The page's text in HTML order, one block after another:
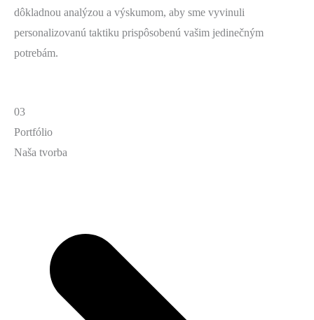
dôkladnou analýzou a výskumom, aby sme vyvinuli
personalizovanú taktiku prispôsobenú vašim jedinečným
potrebám.
03
Portfólio
Naša tvorba